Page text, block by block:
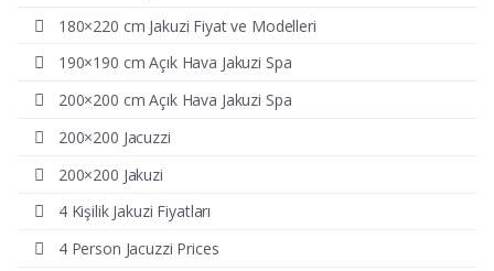
180×220 cm Jakuzi Fiyat ve Modelleri
190×190 cm Açık Hava Jakuzi Spa
200×200 cm Açık Hava Jakuzi Spa
200×200 Jacuzzi
200×200 Jakuzi
4 Kişilik Jakuzi Fiyatları
4 Person Jacuzzi Prices